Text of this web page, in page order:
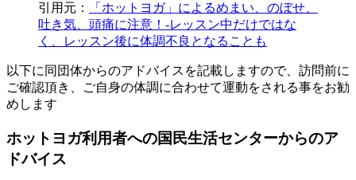
引用元：
「ホットヨガ」によるめまい、のぼせ、
吐き気、頭痛に注意！-レッスン中だけではな
く、レッスン後に体調不良となることも
以下に同団体からのアドバイスを記載しますので、訪問前に
ご確認頂き、
ご自身の体調に合わせて運動をされる事をお勧
め します
ホットヨガ利用者への国民生活センターからのア
ドバイス